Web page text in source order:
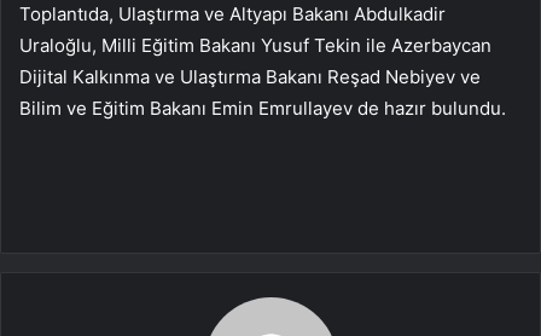
Toplantıda, Ulaştırma ve Altyapı Bakanı Abdulkadir
Uraloğlu, Milli Eğitim Bakanı Yusuf Tekin ile Azerbaycan
Dijital Kalkınma ve Ulaştırma Bakanı Reşad Nebiyev ve
Bilim ve Eğitim Bakanı Emin Emrullayev de hazır bulundu.